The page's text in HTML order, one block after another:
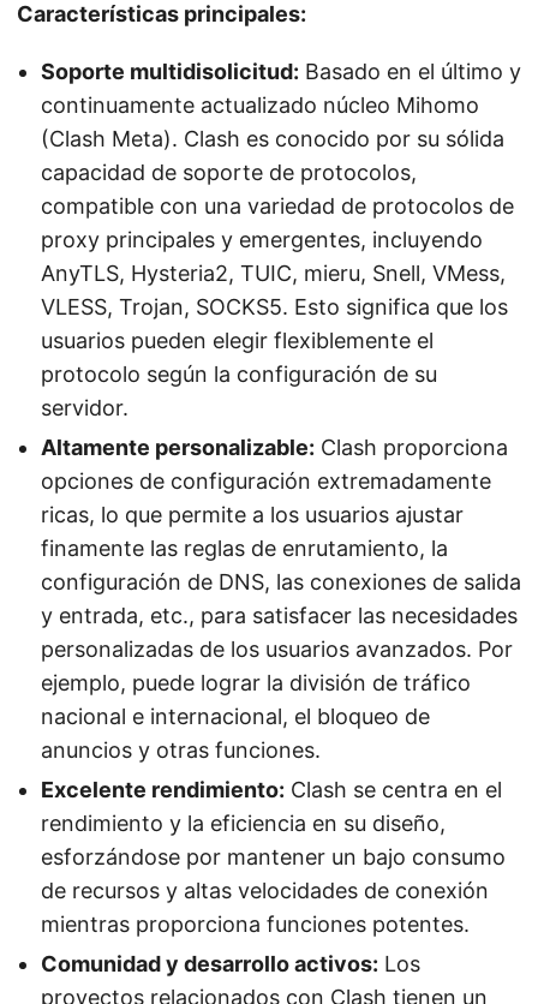
Características principales:
Soporte multidisolicitud: Basado en el último y
continuamente actualizado núcleo Mihomo
(Clash Meta). Clash es conocido por su sólida
capacidad de soporte de protocolos,
compatible con una variedad de protocolos de
proxy principales y emergentes, incluyendo
AnyTLS, Hysteria2, TUIC, mieru, Snell, VMess,
VLESS, Trojan, SOCKS5. Esto significa que los
usuarios pueden elegir flexiblemente el
protocolo según la configuración de su
servidor.
Altamente personalizable: Clash proporciona
opciones de configuración extremadamente
ricas, lo que permite a los usuarios ajustar
finamente las reglas de enrutamiento, la
configuración de DNS, las conexiones de salida
y entrada, etc., para satisfacer las necesidades
personalizadas de los usuarios avanzados. Por
ejemplo, puede lograr la división de tráfico
nacional e internacional, el bloqueo de
anuncios y otras funciones.
Excelente rendimiento: Clash se centra en el
rendimiento y la eficiencia en su diseño,
esforzándose por mantener un bajo consumo
de recursos y altas velocidades de conexión
mientras proporciona funciones potentes.
Comunidad y desarrollo activos: Los
proyectos relacionados con Clash tienen un